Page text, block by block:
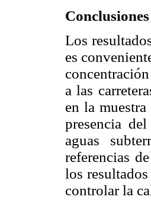
Conclusiones
Los
es
a las
en la
presencia
aguas
referencias
los
controlar la